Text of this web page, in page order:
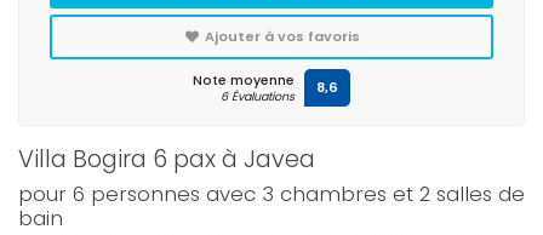
Villa Bogira 6 pax à Javea
pour 6 personnes avec 3 chambres et 2 salles de
bain
Ajouter à vos favoris
Note moyenne
6 Évaluations 8,6